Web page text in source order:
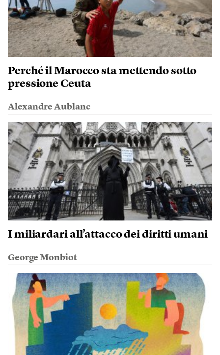
Perché il Marocco sta mettendo sotto
pressione Ceuta
Alexandre Aublanc
I miliardari all’attacco dei diritti umani
George Monbiot